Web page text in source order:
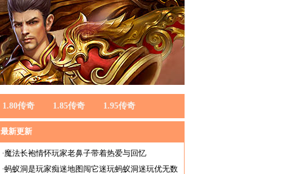
1.80传奇 1.85传奇 1.95传奇
最新更新
·魔法长袍情怀玩家老鼻子带着热爱与回忆
·蚂蚁洞是玩家痴迷地图闯它迷玩蚂蚁洞迷玩优无数